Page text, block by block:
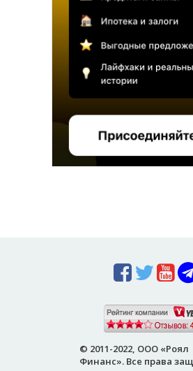
© 2011-2022, ООО «Роял
Финанс». Все права